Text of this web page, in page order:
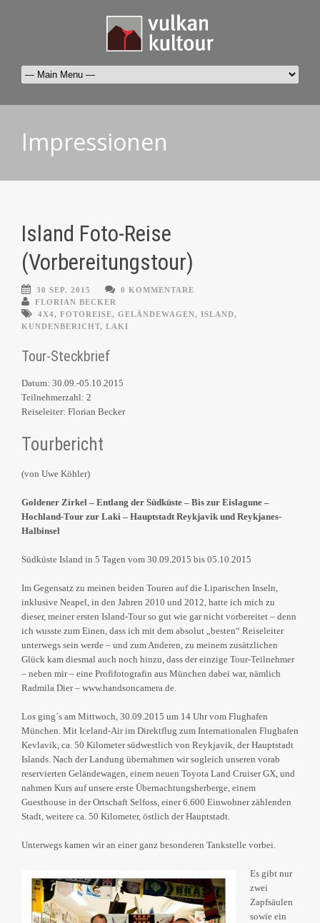
Impressionen
Island Foto-Reise
(Vorbereitungstour)
30 SEP. 2015
0 KOMMENTARE
FLORIAN BECKER
4X4, FOTOREISE, GELÄNDEWAGEN, ISLAND,
KUNDENBERICHT, LAKI
Tour-Steckbrief
Datum: 30.09.-05.10.2015
Teilnehmerzahl: 2
Reiseleiter: Florian Becker
Tourbericht
(von Uwe Köhler)
Goldener Zirkel – Entlang der Südküste – Bis zur Eislagune –
Hochland-Tour zur Laki – Hauptstadt Reykjavik und Reykjanes-
Halbinsel
Südküste Island in 5 Tagen vom 30.09.2015 bis 05.10.2015
Im Gegensatz zu meinen beiden Touren auf die Liparischen Inseln,
inklusive Neapel, in den Jahren 2010 und 2012, hatte ich mich zu
dieser, meiner ersten Island-Tour so gut wie gar nicht vorbereitet – denn
ich wusste zum Einen, dass ich mit dem absolut „besten“ Reiseleiter
unterwegs sein werde – und zum Anderen, zu meinem zusätzlichen
Glück kam diesmal auch noch hinzu, dass der einzige Tour-Teilnehmer
– neben mir – eine Profifotografin aus München dabei war, nämlich
Radmila Dier – www.handsoncamera.de.
Los ging´s am Mittwoch, 30.09.2015 um 14 Uhr vom Flughafen
München. Mit Iceland-Air im Direktflug zum Internationalen Flughafen
Kevlavik, ca. 50 Kilometer südwestlich von Reykjavik, der Hauptstadt
Islands. Nach der Landung übernahmen wir sogleich unseren vorab
reservierten Geländewagen, einem neuen Toyota Land Cruiser GX, und
nahmen Kurs auf unsere erste Übernachtungsherberge, einem
Guesthouse in der Ortschaft Selfoss, einer 6.600 Einwohner zählenden
Stadt, weitere ca. 50 Kilometer, östlich der Hauptstadt.
Unterwegs kamen wir an einer ganz besonderen Tankstelle vorbei.
Es gibt nur
zwei
Zapfsäulen
sowie ein